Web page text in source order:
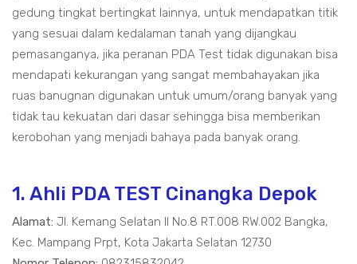
gedung tingkat bertingkat lainnya, untuk mendapatkan titik
yang sesuai dalam kedalaman tanah yang dijangkau
pemasanganya, jika peranan PDA Test tidak digunakan bisa
mendapati kekurangan yang sangat membahayakan jika
ruas banugnan digunakan untuk umum/orang banyak yang
tidak tau kekuatan dari dasar sehingga bisa memberikan
kerobohan yang menjadi bahaya pada banyak orang.
1. Ahli PDA TEST Cinangka Depok
Alamat: Jl. Kemang Selatan II No.8 RT.008 RW.002 Bangka,
Kec. Mampang Prpt, Kota Jakarta Selatan 12730